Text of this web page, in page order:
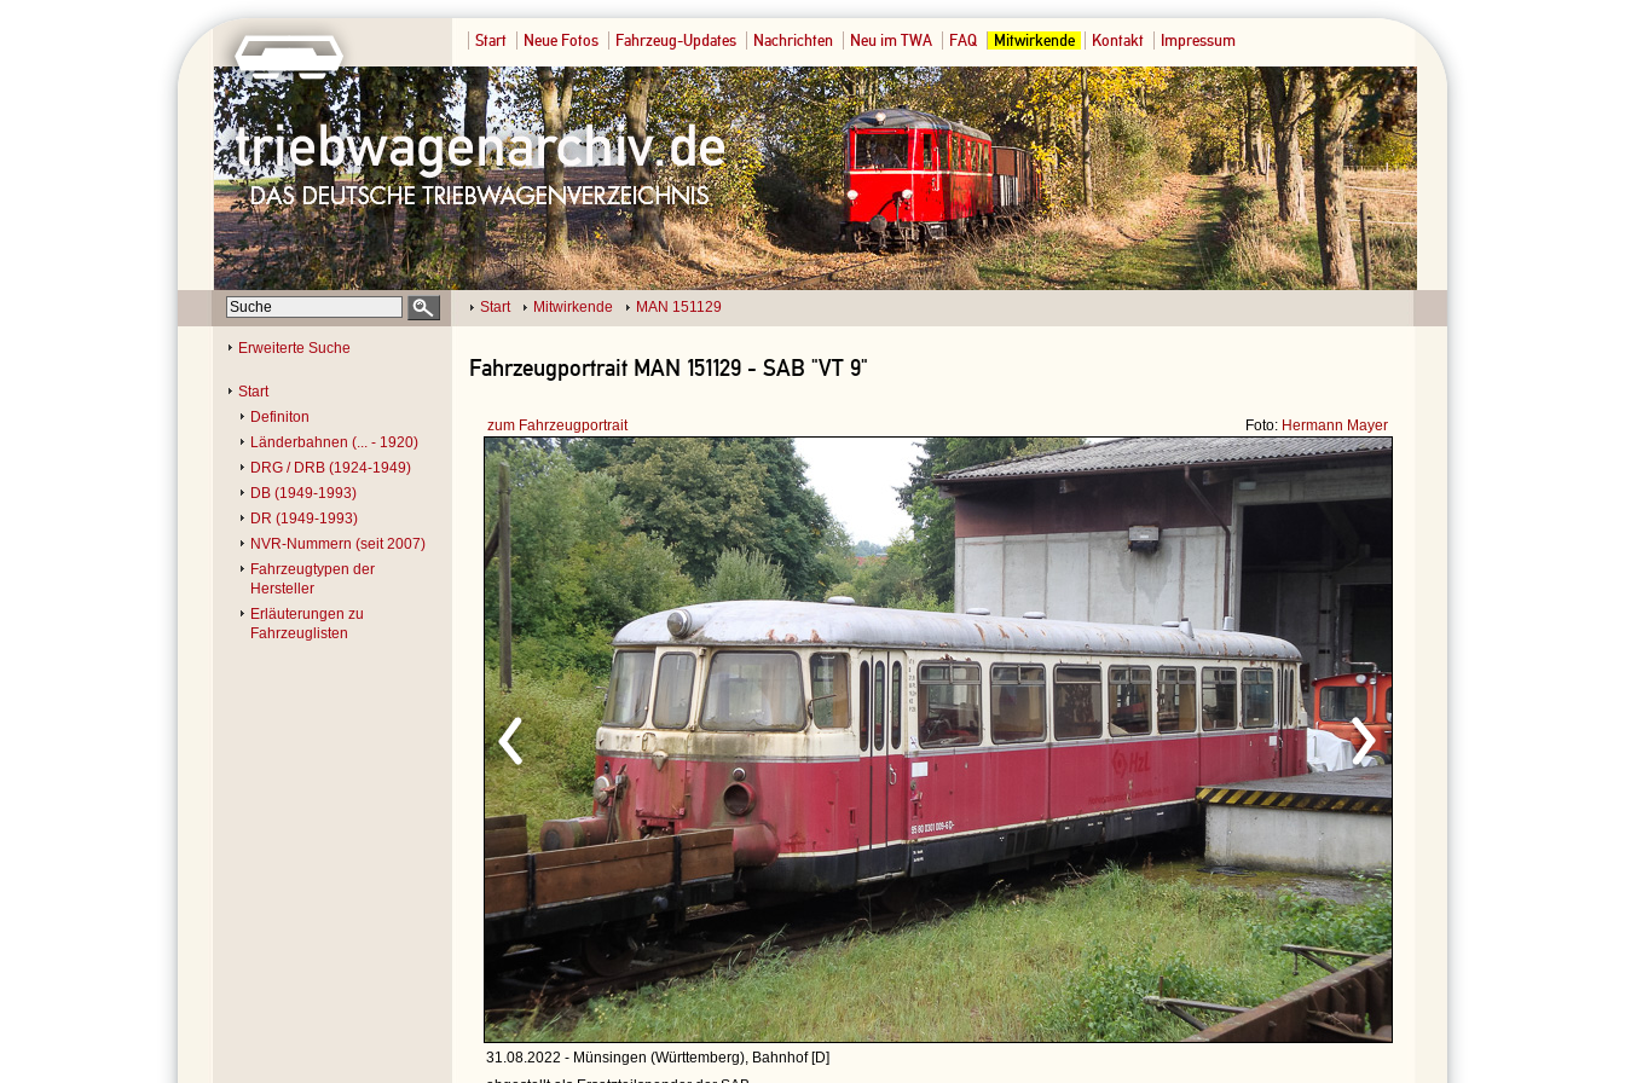
Start Neue Fotos Fahrzeug-Updates Nachrichten Neu im TWA FAQ Mitwirkende Kontakt Impressum
Start Mitwirkende MAN 151129
Erweiterte Suche
Start
Definiton
Länderbahnen (... - 1920)
DRG / DRB (1924-1949)
DB (1949-1993)
DR (1949-1993)
NVR-Nummern (seit 2007)
Fahrzeugtypen der
Hersteller
Erläuterungen zu
Fahrzeuglisten
Fahrzeugportrait MAN 151129 - SAB "VT 9"
zum Fahrzeugportrait Foto: Hermann Mayer
31.08.2022 - Münsingen (Württemberg), Bahnhof [D]